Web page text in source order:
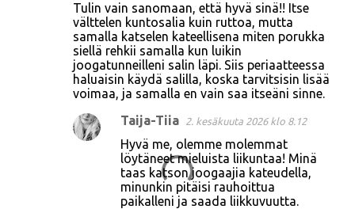
Tulin vain sanomaan, että hyvä sinä!! Itse
välttelen kuntosalia kuin ruttoa, mutta
samalla katselen kateellisena miten porukka
siellä rehkii samalla kun luikin
joogatunneilleni salin läpi. Siis periaatteessa
haluaisin käydä salilla, koska tarvitsisin lisää
voimaa, ja samalla en vain saa itseäni sinne.
Taija-Tiia 2. kesäkuuta 2026 klo 8.12
Hyvä me, olemme molemmat
löytäneet mieluista liikuntaa! Minä
taas katson joogaajia kateudella,
minunkin pitäisi rauhoittua
paikalleni ja saada liikkuvuutta.